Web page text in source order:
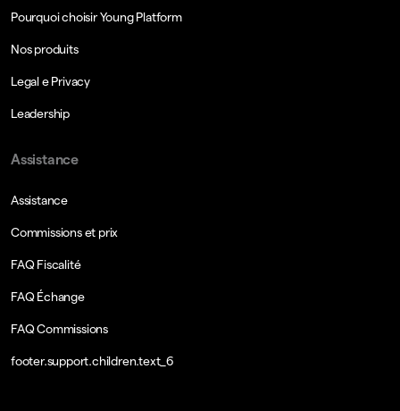
Pourquoi choisir Young Platform
Nos produits
Legal e Privacy
Leadership
Assistance
Assistance
Commissions et prix
FAQ Fiscalité
FAQ Échange
FAQ Commissions
footer.support.children.text_6